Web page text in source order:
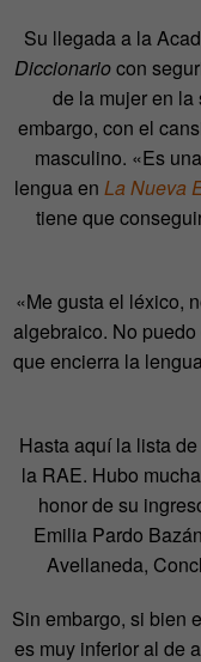
Su llegada a la
Diccionariocon
de la mujer en la
embargo, con el
masculino. «Es
lengua en La Nueva
tiene que
«Me gusta el léxico,
algebraico. No
que encierra la
Hasta aquí la lista
la RAE. Hubo
honor de su
Emilia Pardo
Avellaneda,
Sin embargo, si bien
es muy inferior al de